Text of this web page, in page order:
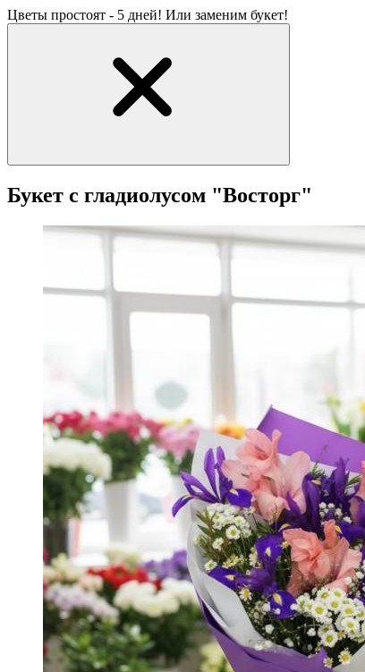
Цветы простоят - 5 дней! Или заменим букет!
Букет с гладиолусом "Восторг"